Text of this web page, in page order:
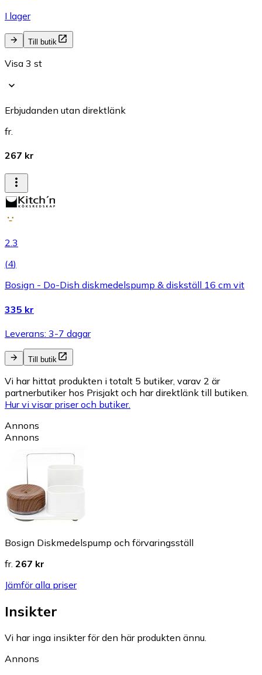
I lager
Till butik
Visa 3 st
Erbjudanden utan direktlänk
fr.
267 kr
2.3
(4)
Bosign - Do-Dish diskmedelspump & diskställ 16 cm vit
335 kr
Leverans: 3-7 dagar
Till butik
Vi har hittat produkten i totalt 5 butiker, varav 2 är
partnerbutiker hos Prisjakt och har direktlänk till butiken.
Hur vi visar priser och butiker.
Annons
Annons
Bosign Diskmedelspump och förvaringsställ
fr. 267 kr
Jämför alla priser
Insikter
Vi har inga insikter för den här produkten ännu.
Annons